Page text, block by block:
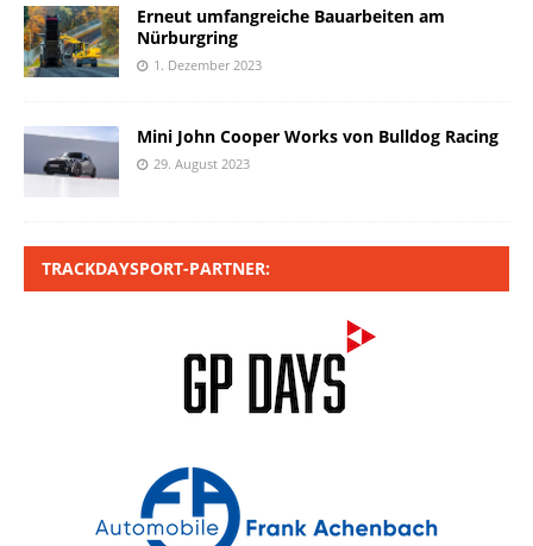
Erneut umfangreiche Bauarbeiten am
Nürburgring
1. Dezember 2023
Mini John Cooper Works von Bulldog Racing
29. August 2023
TRACKDAYSPORT-PARTNER: